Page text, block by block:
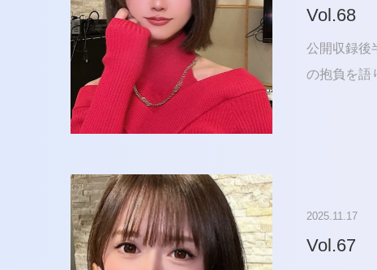
Vol.68
公開収録後
の抱負を語
2025.11.17
Vol.67